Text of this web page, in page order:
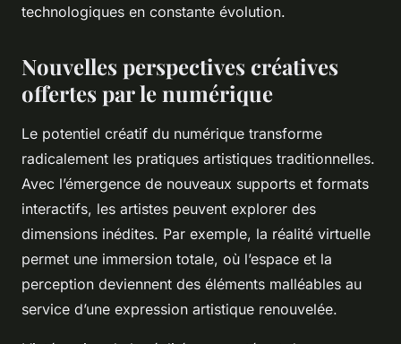
technologiques en constante évolution.
Nouvelles perspectives créatives
offertes par le numérique
Le potentiel créatif du numérique transforme
radicalement les pratiques artistiques traditionnelles.
Avec l’émergence de nouveaux supports et formats
interactifs, les artistes peuvent explorer des
dimensions inédites. Par exemple, la réalité virtuelle
permet une immersion totale, où l’espace et la
perception deviennent des éléments malléables au
service d’une expression artistique renouvelée.